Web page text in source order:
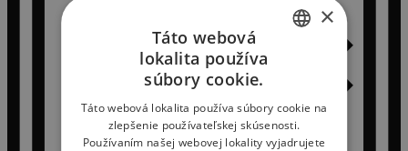
×
Táto webová
lokalita používa
súbory cookie.
Táto webová lokalita používa súbory cookie na
zlepšenie používateľskej skúsenosti.
Používaním našej webovej lokality vyjadrujete